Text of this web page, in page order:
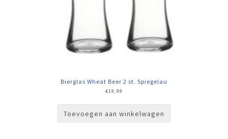
Bierglas Wheat Beer 2 st. Spiegelau
€19,99
Toevoegen aan winkelwagen